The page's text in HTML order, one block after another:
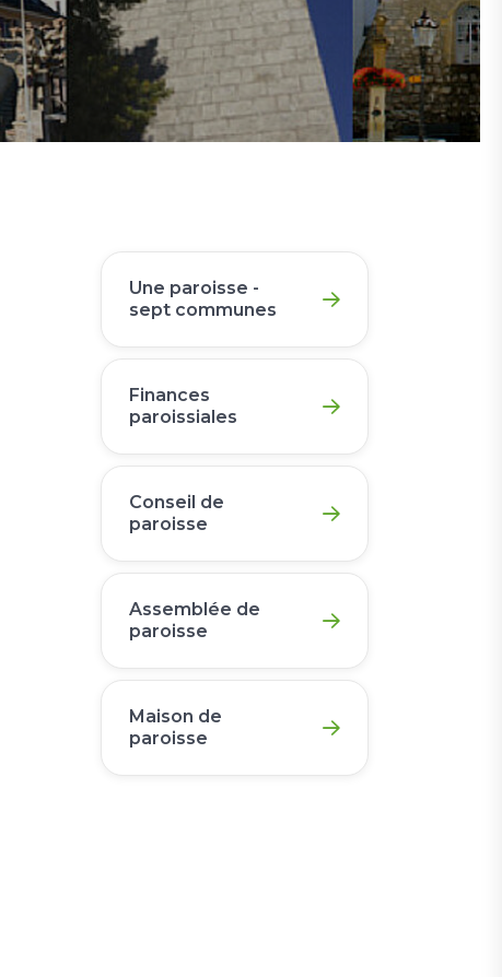
Une paroisse -
sept communes
Finances
paroissiales
Conseil de
paroisse
Assemblée de
paroisse
Maison de
paroisse